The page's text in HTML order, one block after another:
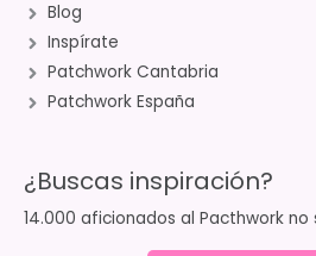
Blog
Inspírate
Patchwork Cantabria
Patchwork España
¿Buscas inspiración?
14.000 aficionados al Pacthwork